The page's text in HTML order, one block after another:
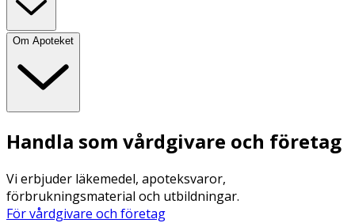
Om Apoteket
Handla som vårdgivare och företag
Vi erbjuder läkemedel, apoteksvaror,
förbrukningsmaterial och utbildningar.
För vårdgivare och företag